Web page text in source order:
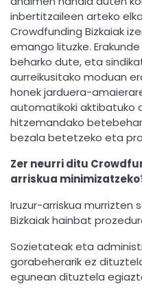
inbertitzaileen arteko
Crowdfunding Bizkaiak
emango lituzke.
beharko dute, eta
aurreikusitako moduan
honek jarduera-
automatikoki aktibatuko
hitzemandako
bezala betetzeko eta
Zer neurri ditu
arriskua
Iruzur-arriskua murrizten
Bizkaiak hainbat
Sozietateak eta
gorabeherarik ez
egunean dituztela